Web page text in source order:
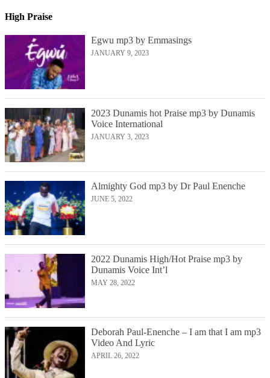
High Praise
Egwu mp3 by Emmasings
JANUARY 9, 2023
2023 Dunamis hot Praise mp3 by Dunamis
Voice International
JANUARY 3, 2023
Almighty God mp3 by Dr Paul Enenche
JUNE 5, 2022
2022 Dunamis High/Hot Praise mp3 by
Dunamis Voice Int’l
MAY 28, 2022
Deborah Paul-Enenche – I am that I am mp3
Video And Lyric
APRIL 26, 2022